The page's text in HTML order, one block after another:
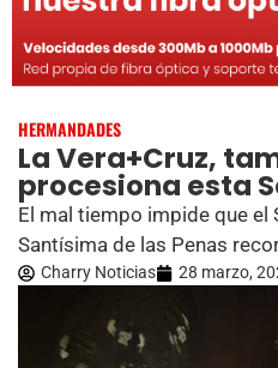
HERMANDADES
La Vera+Cruz,
procesiona esta
El mal tiempo impide que el
Santísima de las Penas
Charry Noticias 28 marzo,